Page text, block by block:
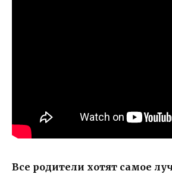
Все родители хотят самое